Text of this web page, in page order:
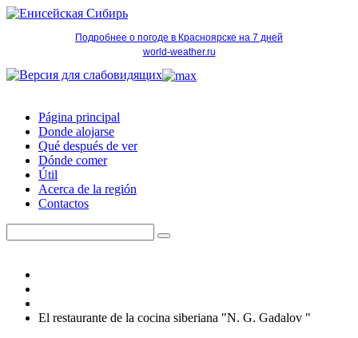
Подробнее о погоде в Красноярске на 7 дней
world-weather.ru
Página principal
Donde alojarse
Qué después de ver
Dónde comer
Útil
Acerca de la región
Contactos
El restaurante de la cocina siberiana "N. G. Gadalov "